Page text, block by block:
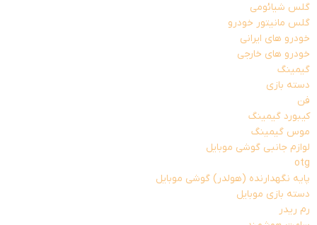
گلس شیائومی
گلس مانیتور خودرو
خودرو های ایرانی
خودرو های خارجی
گیمینگ
دسته بازی
فن
کیبورد گیمینگ
موس گیمینگ
لوازم جانبی گوشی موبایل
otg
پایه نگهدارنده (هولدر) گوشی موبایل
دسته بازی موبایل
رم ریدر